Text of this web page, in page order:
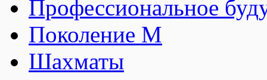
Профессиональное
Поколение М
Шахматы